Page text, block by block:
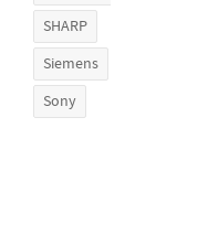
SHARP
Siemens
Sony